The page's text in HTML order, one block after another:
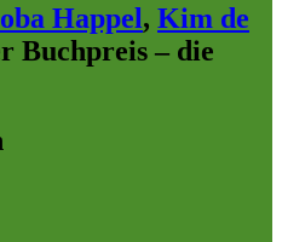
Happel, Kim de
Buchpreis – die